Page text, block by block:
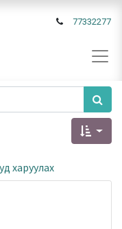
77332277
харуулах